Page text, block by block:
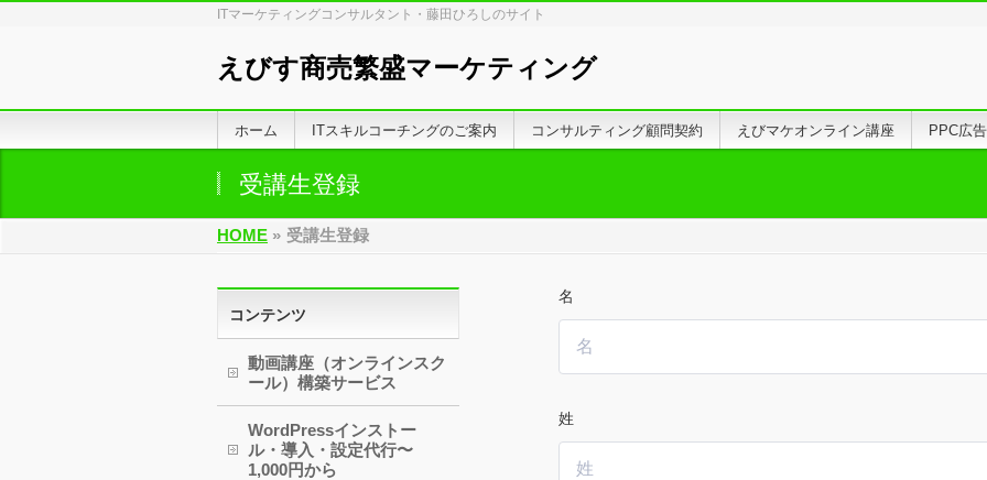
ITマーケティングコンサルタント・藤田ひろしのサイト
えびす商売繁盛マーケティング
ホーム ITスキルコーチングのご案内 コンサルティング顧問契約 えびマケオンライン講座 PPC広
受講生登録
HOME » 受講生登録
名
姓
コンテンツ
動画講座（オンラインスク
ール）構築サービス
WordPressインストー
ル・導入・設定代行〜
1,000円から